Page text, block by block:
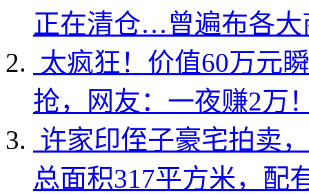
正在清仓…曾遍布各大
太疯狂！价值60万元
抢，网友：一夜赚2万
许家印侄子豪宅拍卖
总面积317平方米，配